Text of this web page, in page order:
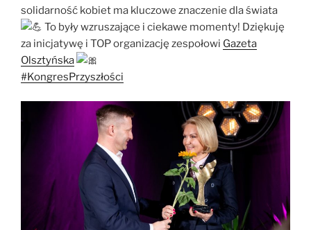
solidarność kobiet ma kluczowe znaczenie dla świata
To były wzruszające i ciekawe momenty! Dziękuję
za inicjatywę i TOP organizację zespołowi Gazeta
Olsztyńska
#KongresPrzyszłości